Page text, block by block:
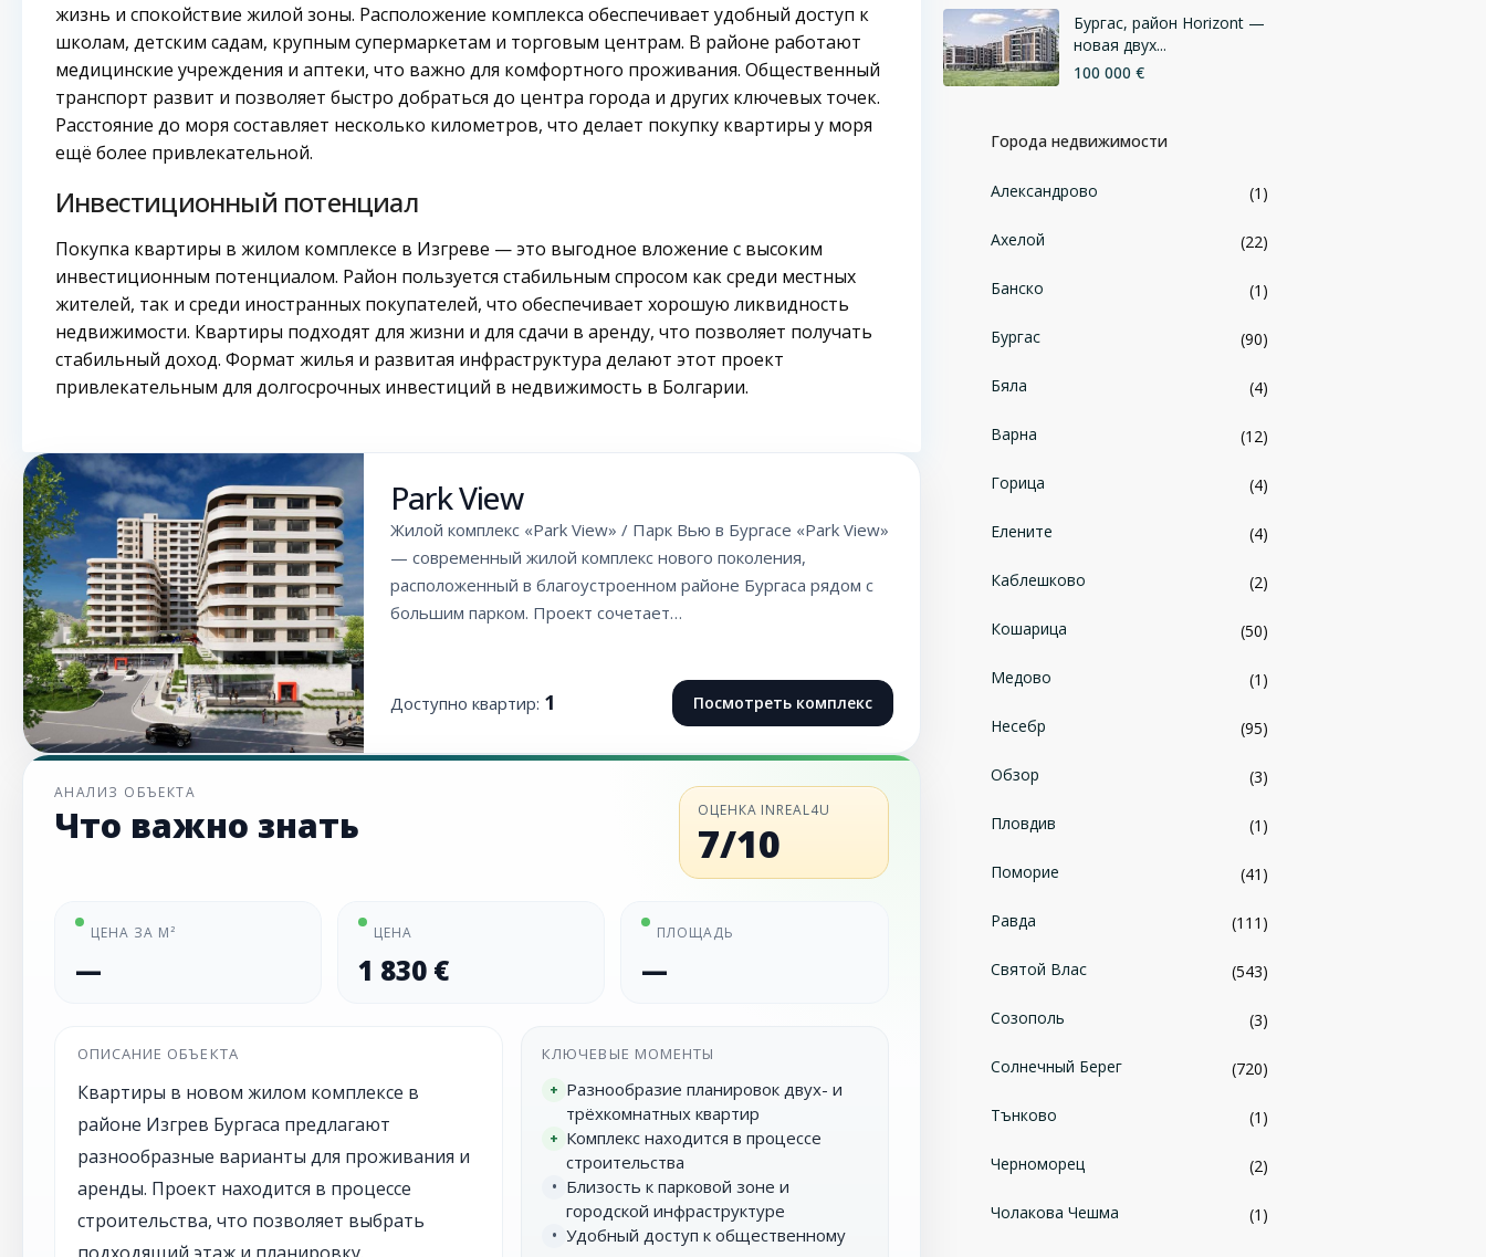
жизнь и спокойствие жилой зоны. Расположение комплекса обеспечивает удобный доступ к
школам, детским садам, крупным супермаркетам и торговым центрам. В районе работают
медицинские учреждения и аптеки, что важно для комфортного проживания. Общественный
транспорт развит и позволяет быстро добраться до центра города и других ключевых точек.
Расстояние до моря составляет несколько километров, что делает покупку квартиры у моря
ещё более привлекательной.
Инвестиционный потенциал
Покупка квартиры в жилом комплексе в Изгреве — это выгодное вложение с высоким
инвестиционным потенциалом. Район пользуется стабильным спросом как среди местных
жителей, так и среди иностранных покупателей, что обеспечивает хорошую ликвидность
недвижимости. Квартиры подходят для жизни и для сдачи в аренду, что позволяет получать
стабильный доход. Формат жилья и развитая инфраструктура делают этот проект
привлекательным для долгосрочных инвестиций в недвижимость в Болгарии.
Park View
Жилой комплекс «Park View» / Парк Вью в Бургасе «Park View»
— современный жилой комплекс нового поколения,
расположенный в благоустроенном районе Бургаса рядом с
большим парком. Проект сочетает…
Доступно квартир: 1 Посмотреть комплекс
АНАЛИЗ ОБЪЕКТА
Что важно знать ОЦЕНКА INREAL4U
7/10
ЦЕНА ЗА М²
—
ЦЕНА
1 830 €
ПЛОЩАДЬ
—
ОПИСАНИЕ ОБЪЕКТА
Квартиры в новом жилом комплексе в
районе Изгрев Бургаса предлагают
разнообразные варианты для проживания и
аренды. Проект находится в процессе
строительства, что позволяет выбрать
КЛЮЧЕВЫЕ МОМЕНТЫ
+ Разнообразие планировок двух- и
трёхкомнатных квартир
+ Комплекс находится в процессе
строительства
• Близость к парковой зоне и
городской инфраструктуре
• Удобный доступ к общественному
Бургас, район Horizont —
новая двух...
100 000 €
Города недвижимости
Александрово (1)
Ахелой (22)
Банско (1)
Бургас (90)
Бяла (4)
Варна (12)
Горица (4)
Елените (4)
Каблешково (2)
Кошарица (50)
Медово (1)
Несебр (95)
Обзор (3)
Пловдив (1)
Поморие (41)
Равда (111)
Святой Влас (543)
Созополь (3)
Солнечный Берег (720)
Тънково (1)
Черноморец (2)
Чолакова Чешма (1)